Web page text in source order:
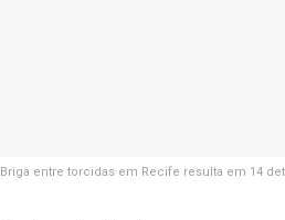
Briga entre torcidas em Recife resulta em 14